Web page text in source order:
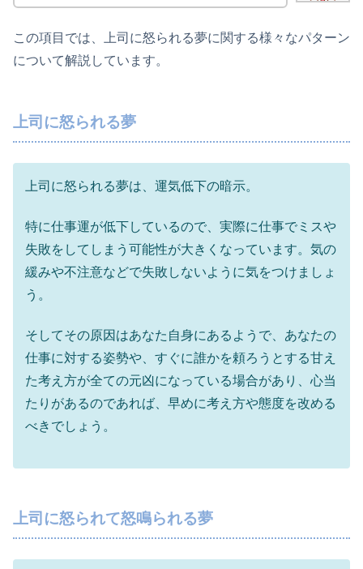
この項目では、上司に怒られる夢に関する様々なパターン
について解説しています。
上司に怒られる夢
上司に怒られる夢は、運気低下の暗示。
特に仕事運が低下しているので、実際に仕事でミスや
失敗をしてしまう可能性が大きくなっています。気の
緩みや不注意などで失敗しないように気をつけましょ
う。
そしてその原因はあなた自身にあるようで、あなたの
仕事に対する姿勢や、すぐに誰かを頼ろうとする甘え
た考え方が全ての元凶になっている場合があり、心当
たりがあるのであれば、早めに考え方や態度を改める
べきでしょう。
上司に怒られて怒鳴られる夢